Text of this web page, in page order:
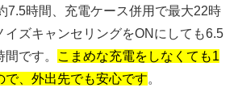
7.5時間、充電ケース併用で最大22時
イズキャンセリングをONにしても6.5
です。
こまめな充電をしなくても1
で、外出先でも安心です。